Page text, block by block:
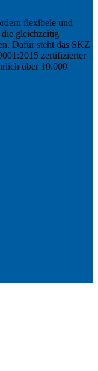
flexibele und
gleichzeitig
Dafür steht das SKZ
zertifizierter
über 10.000